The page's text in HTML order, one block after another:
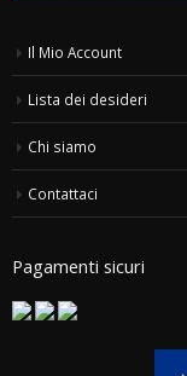
Il Mio Account
Lista dei desideri
Chi siamo
Contattaci
Pagamenti sicuri